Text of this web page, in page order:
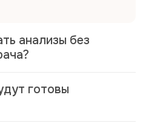
анализы без
готовы